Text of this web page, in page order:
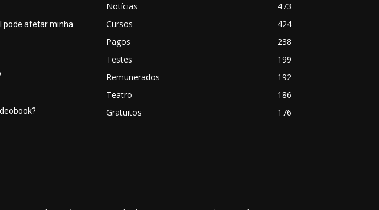
pode afetar minha
Notícias
473
Cursos
424
Pagos
238
Testes
199
Remunerados
192
Teatro
186
Gratuitos
176